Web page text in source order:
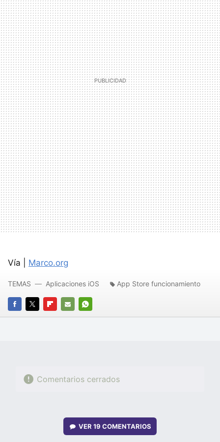
Vía | Marco.org
FACEBOOK
TWITTERFLIPBOARD
E-
WHATSAPP
TEMAS Aplicaciones iOS App Store funcionamiento
Comentarios cerrados
VER 19 COMENTARIOS